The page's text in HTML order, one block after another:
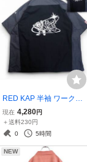
RED KAP 半袖 ワークシ
ャツ 3XLビックサイズ KI
NGsize●星条旗刺繍 LUG
NUTS 切り替えし ホイー
レス済●古着6855
現在 4,280円
＋送料230円
0
5時間
NEW